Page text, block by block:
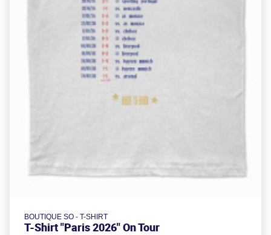
BOUTIQUE SO - T-SHIRT
T-Shirt "Paris 2026" On Tour